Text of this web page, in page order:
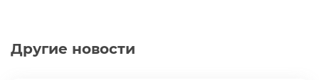
Другие новости